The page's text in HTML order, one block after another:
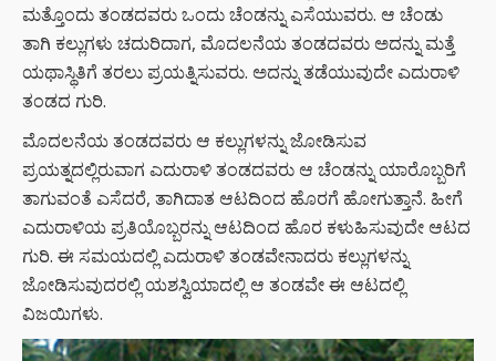
ಮತ್ತೊಂದು ತಂಡದವರು ಒಂದು ಚೆಂಡನ್ನು ಎಸೆಯುವರು. ಆ ಚೆಂಡು
ತಾಗಿ ಕಲ್ಲುಗಳು ಚದುರಿದಾಗ, ಮೊದಲನೆಯ ತಂಡದವರು ಅದನ್ನು ಮತ್ತೆ
ಯಥಾಸ್ಥಿತಿಗೆ ತರಲು ಪ್ರಯತ್ನಿಸುವರು. ಅದನ್ನು ತಡೆಯುವುದೇ ಎದುರಾಳಿ
ತಂಡದ ಗುರಿ.
ಮೊದಲನೆಯ ತಂಡದವರು ಆ ಕಲ್ಲುಗಳನ್ನು ಜೋಡಿಸುವ
ಪ್ರಯತ್ನದಲ್ಲಿರುವಾಗ ಎದುರಾಳಿ ತಂಡದವರು ಆ ಚೆಂಡನ್ನು ಯಾರೊಬ್ಬರಿಗೆ
ತಾಗುವಂತೆ ಎಸೆದರೆ, ತಾಗಿದಾತ ಆಟದಿಂದ ಹೊರಗೆ ಹೋಗುತ್ತಾನೆ. ಹೀಗೆ
ಎದುರಾಳಿಯ ಪ್ರತಿಯೊಬ್ಬರನ್ನು ಆಟದಿಂದ ಹೊರ ಕಳುಹಿಸುವುದೇ ಆಟದ
ಗುರಿ. ಈ ಸಮಯದಲ್ಲಿ ಎದುರಾಳಿ ತಂಡವೇನಾದರು ಕಲ್ಲುಗಳನ್ನು
ಜೋಡಿಸುವುದರಲ್ಲಿ ಯಶಸ್ವಿಯಾದಲ್ಲಿ ಆ ತಂಡವೇ ಈ ಆಟದಲ್ಲಿ
ವಿಜಯಿಗಳು.